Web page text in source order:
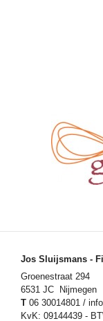
Jos Sluijsmans -
Groenestraat 294
6531 JC Nijmegen
T 06 30014801 /
KvK: 09144439 -